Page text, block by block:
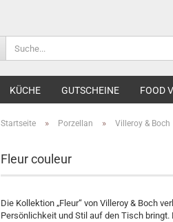
KÜCHE GUTSCHEINE FOOD
Startseite » Porzellan » Villeroy & Boch
Fleur couleur
Die Kollektion „Fleur“ von Villeroy & Boch
Persönlichkeit und Stil auf den Tisch